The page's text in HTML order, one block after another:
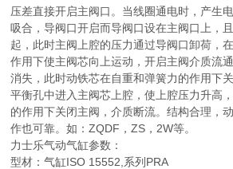
压差直接开启主阀口。当线圈通电时，产生
吸合，导阀口开启而导阀口设在主阀口上，
起，此时主阀上腔的压力通过导阀口卸荷，
作用下使主阀芯向上运动，开启主阀介质流
消失，此时动铁芯在自重和弹簧力的作用下
平衡孔中进入主阀芯上腔，使上腔压力升高
的作用下关闭主阀，介质断流。结构合理，
作也可靠。如：ZQDF，ZS，2W等。
力士乐气动气缸参数：
型材：气缸ISO 15552,系列PRA